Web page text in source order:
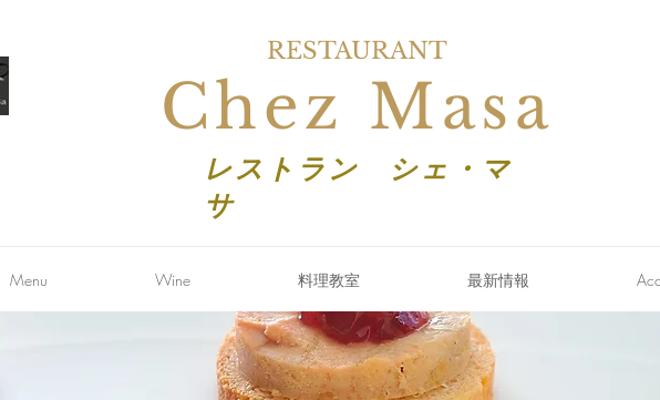
RESTAURANT
Chez Masa
レストラン シェ・マ
サ
Menu Wine 料理教室 最新情報